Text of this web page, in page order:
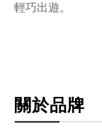
輕巧出遊。
關於品牌